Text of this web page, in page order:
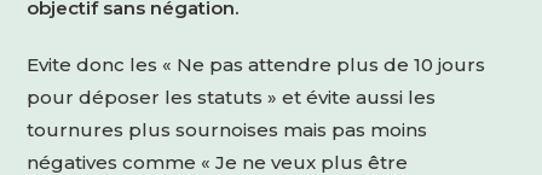
objectif sans négation.
Evite donc les « Ne pas attendre plus de 10 jours
pour déposer les statuts » et évite aussi les
tournures plus sournoises mais pas moins
négatives comme « Je ne veux plus être